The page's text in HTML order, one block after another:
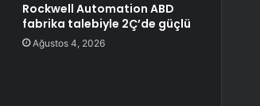
Rockwell Automation ABD
fabrika talebiyle 2Ç’de güçlü
Ağustos 4, 2026